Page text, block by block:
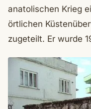
anatolischen Krieg
örtlichen
zugeteilt. Er wurde